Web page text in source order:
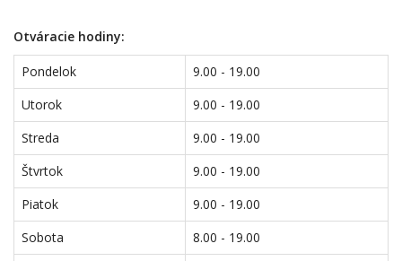
Otváracie hodiny:
Pondelok
9.00 - 19.00
Utorok
9.00 - 19.00
Streda
9.00 - 19.00
Štvrtok
9.00 - 19.00
Piatok
9.00 - 19.00
Sobota
8.00 - 19.00